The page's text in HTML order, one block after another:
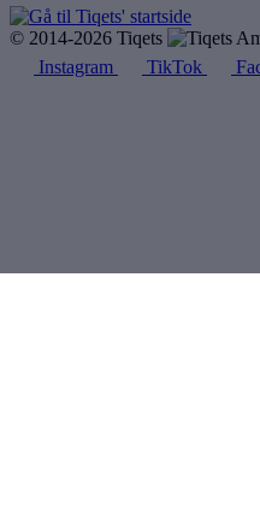
© 2014-2026 Tiqets
Instagram
TikTok